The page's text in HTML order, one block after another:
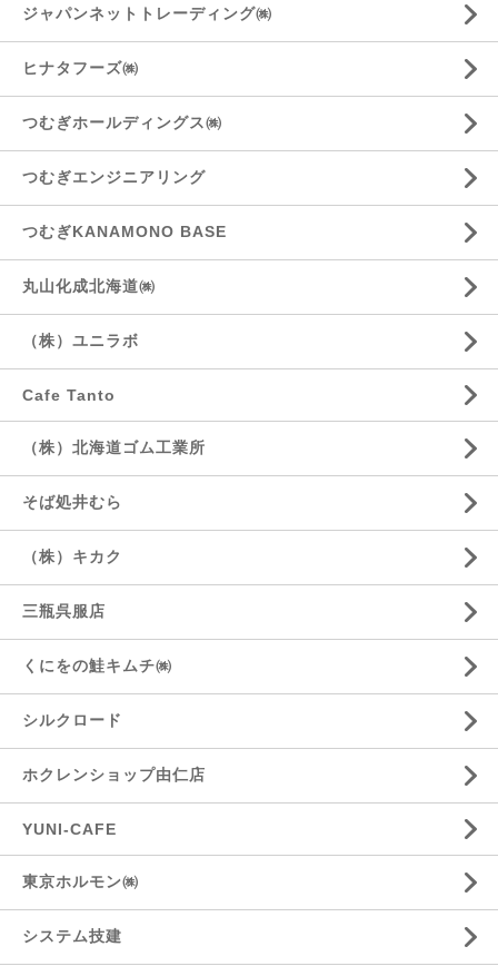
ジャパンネットトレーディング㈱
ヒナタフーズ㈱
つむぎホールディングス㈱
つむぎエンジニアリング
つむぎKANAMONO BASE
丸山化成北海道㈱
（株）ユニラボ
Cafe Tanto
（株）北海道ゴム工業所
そば処井むら
（株）キカク
三瓶呉服店
くにをの鮭キムチ㈱
シルクロード
ホクレンショップ由仁店
YUNI-CAFE
東京ホルモン㈱
システム技建